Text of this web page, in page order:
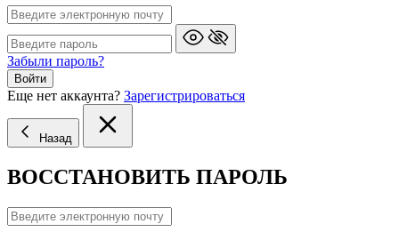
Забыли пароль?
Войти
Еще нет аккаунта? Зарегистрироваться
Назад
ВОССТАНОВИТЬ ПАРОЛЬ